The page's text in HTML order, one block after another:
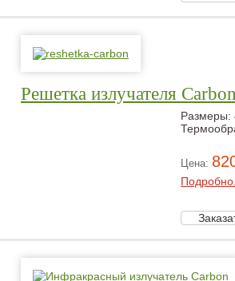
Решетка излучателя Carbon
Размеры:
Цена: